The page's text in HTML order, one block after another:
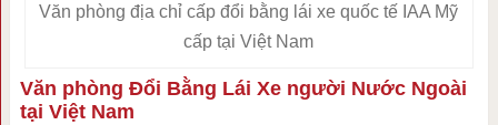
Văn phòng địa chỉ cấp đổi bằng lái xe quốc tế IAA Mỹ
cấp tại Việt Nam
Văn phòng Đổi Bằng Lái Xe người Nước Ngoài
tại Việt Nam